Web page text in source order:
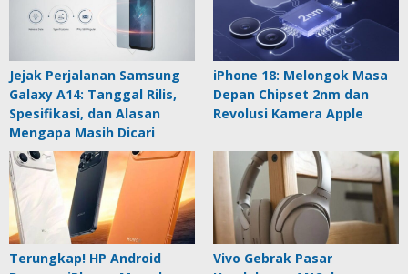
Jejak Perjalanan Samsung
Galaxy A14: Tanggal Rilis,
Spesifikasi, dan Alasan
Mengapa Masih Dicari
iPhone 18: Melongok Masa
Depan Chipset 2nm dan
Revolusi Kamera Apple
Terungkap! HP Android
Vivo Gebrak Pasar